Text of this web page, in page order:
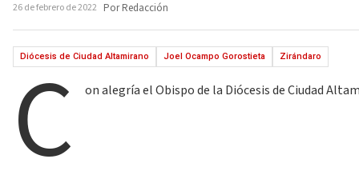
26 de febrero de 2022 Por Redacción
Diócesis de Ciudad Altamirano Joel Ocampo Gorostieta Zirándaro
C on alegría el Obispo de la Diócesis de Ciudad